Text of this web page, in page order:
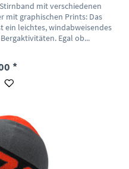
mit verschiedenen
mit graphischen Prints: Das
ein leichtes, windabweisendes
Egal ob...
*